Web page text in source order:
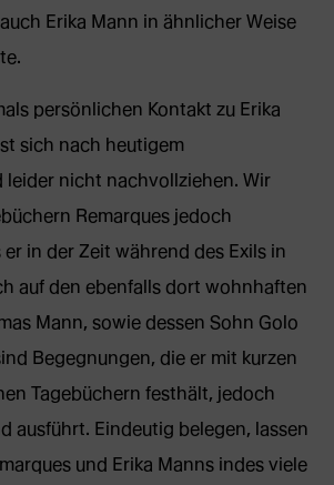
Erika Mann in ähnlicher Weise
persönlichen Kontakt zu Erika
sich nach heutigem
leider nicht nachvollziehen. Wir
Remarques jedoch
in der Zeit während des Exils in
auf den ebenfalls dort wohnhaften
Mann, sowie dessen Sohn Golo
Begegnungen, die er mit kurzen
Tagebüchern festhält, jedoch
ausführt. Eindeutig belegen, lassen
und Erika Manns indes viele